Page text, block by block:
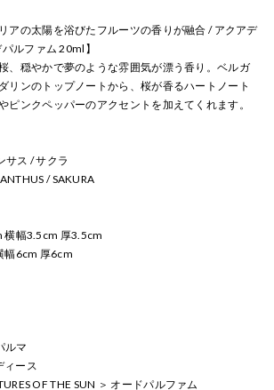
アの太陽を浴びたフルーツの香りが融合 / アクアデ
ルファム 20ml】
、穏やかで夢のような雰囲気が漂う香り。ベルガ
リンのトップノートから、桜が香るハートノート
ピンクペッパーのアクセントを加えてくれます。
サス / サクラ
/ SAKURA
横幅3.5cm 厚3.5cm
幅6cm 厚6cm
ルマ
ィース
OF THE SUN ＞ オードパルファム